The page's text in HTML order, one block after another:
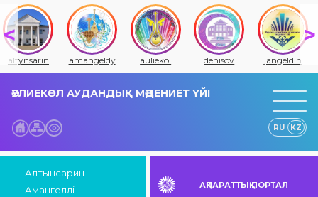
altynsarin amangeldy auliekol denisov jangeldin
ӘУЛИЕКӨЛ АУДАНДЫҚ МӘДЕНИЕТ ҮЙІ
RU KZ
Алтынсарин
Амангелді
АҚПАРАТТЫҚ ПОРТАЛ